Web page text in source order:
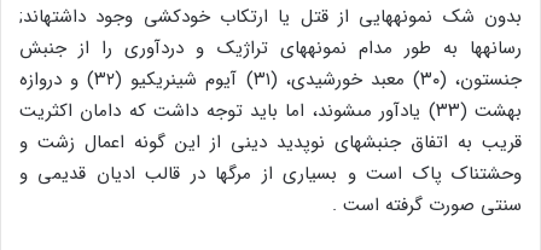
بدون شک نمونه‏هایى از قتل یا ارتکاب خودکشى وجود داشته‏اند;
رسانه‏ها به طور مدام نمونه‏هاى تراژیک و دردآورى را از جنبش
جنستون، (۳۰) معبد خورشیدى، (۳۱) آیوم شینریکیو (۳۲) و دروازه
بهشت (۳۳) یادآور مى‏شوند، اما باید توجه داشت که دامان اکثریت
قریب به اتفاق جنبش‏هاى نوپدید دینى از این گونه اعمال زشت و
وحشتناک پاک است و بسیارى از مرگ‏ها در قالب ادیان قدیمى و
سنتى صورت گرفته است .